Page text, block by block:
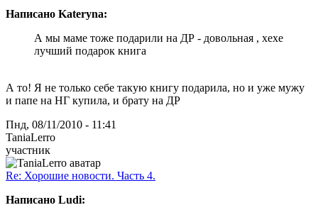
Написано Kateryna:
А мы маме тоже подарили на ДР - довольная , хехе
лучший подарок книга
А то! Я не только себе такую книгу подарила, но и уже мужу
и папе на НГ купила, и брату на ДР
Пнд, 08/11/2010 - 11:41
TaniaLerro
участник
Re: Хорошие новости. Часть 4.
Написано Ludi: